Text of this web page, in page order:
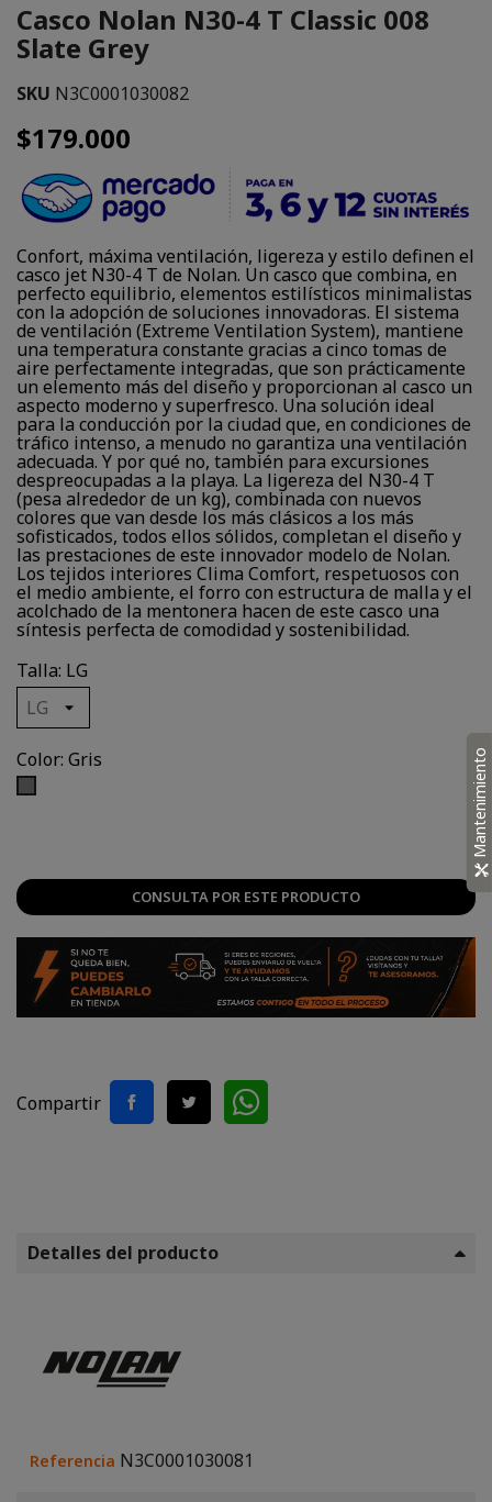
Casco Nolan N30-4 T Classic 008
Slate Grey
SKU N3C0001030082
$179.000
Confort, máxima ventilación, ligereza y estilo definen el
casco jet N30-4 T de Nolan. Un casco que combina, en
perfecto equilibrio, elementos estilísticos minimalistas
con la adopción de soluciones innovadoras. El sistema
de ventilación (Extreme Ventilation System), mantiene
una temperatura constante gracias a cinco tomas de
aire perfectamente integradas, que son prácticamente
un elemento más del diseño y proporcionan al casco un
aspecto moderno y superfresco. Una solución ideal
para la conducción por la ciudad que, en condiciones de
tráfico intenso, a menudo no garantiza una ventilación
adecuada. Y por qué no, también para excursiones
despreocupadas a la playa. La ligereza del N30-4 T
(pesa alrededor de un kg), combinada con nuevos
colores que van desde los más clásicos a los más
sofisticados, todos ellos sólidos, completan el diseño y
las prestaciones de este innovador modelo de Nolan.
Los tejidos interiores Clima Comfort, respetuosos con
el medio ambiente, el forro con estructura de malla y el
acolchado de la mentonera hacen de este casco una
síntesis perfecta de comodidad y sostenibilidad.
Talla: LG
Color: Gris
CONSULTA POR ESTE PRODUCTO
Compartir
Detalles del producto
Referencia N3C0001030081
Mantenimiento